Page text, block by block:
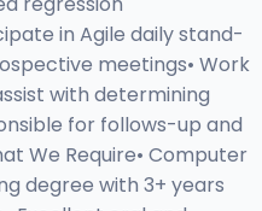
in Agile daily stand-
meetings• Work
with determining
for follows-up and
We Require• Computer
degree with 3+ years